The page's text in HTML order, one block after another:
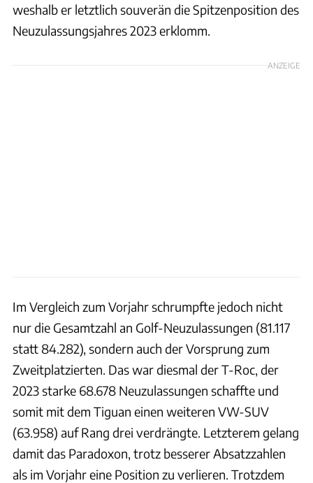
weshalb er letztlich souverän die Spitzenposition des
Neuzulassungsjahres 2023 erklomm.
ANZEIGE
Im Vergleich zum Vorjahr schrumpfte jedoch nicht
nur die Gesamtzahl an Golf-Neuzulassungen (81.117
statt 84.282), sondern auch der Vorsprung zum
Zweitplatzierten. Das war diesmal der T-Roc, der
2023 starke 68.678 Neuzulassungen schaffte und
somit mit dem Tiguan einen weiteren VW-SUV
(63.958) auf Rang drei verdrängte. Letzterem gelang
damit das Paradoxon, trotz besserer Absatzzahlen
als im Vorjahr eine Position zu verlieren. Trotzdem